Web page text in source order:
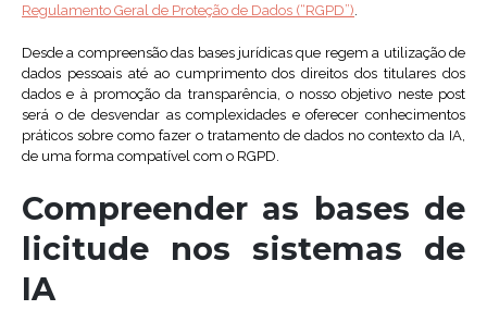
Regulamento Geral de Proteção de Dados (“RGPD”).
Desde a compreensão das bases jurídicas que regem a utilização de
dados pessoais até ao cumprimento dos direitos dos titulares dos
dados e à promoção da transparência, o nosso objetivo neste post
será o de desvendar as complexidades e oferecer conhecimentos
práticos sobre como fazer o tratamento de dados no contexto da IA,
de uma forma compatível com o RGPD.
Compreender as bases de
licitude nos sistemas de
IA